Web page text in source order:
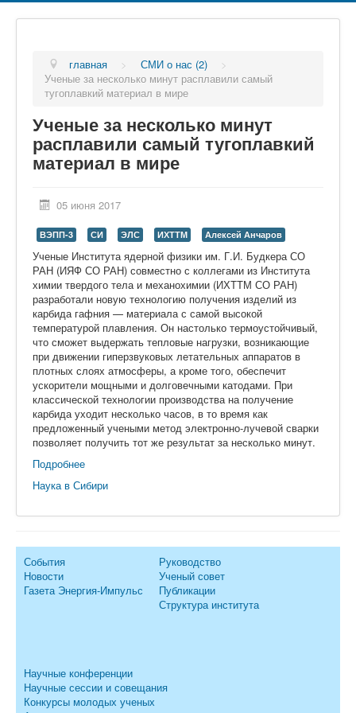
главная > СМИ о нас (2)
>
Ученые за несколько минут расплавили самый
тугоплавкий материал в мире
Ученые за несколько минут
расплавили самый тугоплавкий
материал в мире
05 июня 2017
ВЭПП-3 СИ ЭЛС ИХТТМ Алексей Анчаров
Ученые Института ядерной физики им. Г.И. Будкера СО
РАН (ИЯФ СО РАН) совместно с коллегами из Института
химии твердого тела и механохимии (ИХТТМ СО РАН)
разработали новую технологию получения изделий из
карбида гафния — материала с самой высокой
температурой плавления. Он настолько термоустойчивый,
что сможет выдержать тепловые нагрузки, возникающие
при движении гиперзвуковых летательных аппаратов в
плотных слоях атмосферы, а кроме того, обеспечит
ускорители мощными и долговечными катодами. При
классической технологии производства на получение
карбида уходит несколько часов, в то время как
предложенный учеными метод электронно-лучевой сварки
позволяет получить тот же результат за несколько минут.
Подробнее
Наука в Сибири
События
Новости
Газета Энергия-Импульс
Руководство
Ученый совет
Публикации
Структура института
Научные конференции
Научные сессии и совещания
Конкурсы молодых ученых